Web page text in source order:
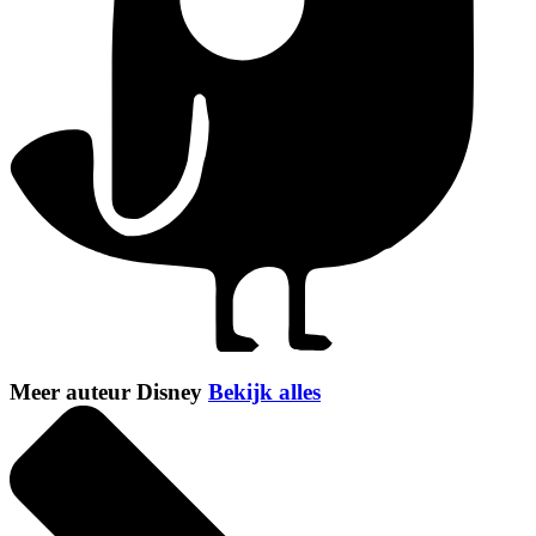
Meer auteur Disney Bekijk alles